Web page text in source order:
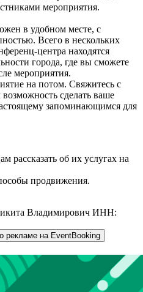
мероприятия.
в удобном месте, с
Всего в нескольких
центра находятся
города, где вы сможете
мероприятия.
на потом. Свяжитесь с
сделать ваше
запоминающимся для
об их услугах на
продвижения.
Владимирович ИНН:
рекламе на EventBooking